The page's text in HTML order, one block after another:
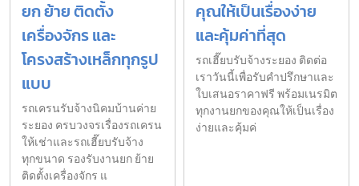
ยก ย้าย ติดตั้ง
เครื่องจักร และ
โครงสร้างเหล็กทุกรูป
แบบ
รถเครนรับจ้างนิคมบ้านค่าย
ระยอง ครบวงจรเรื่องรถเครน
ให้เช่าและรถเฮี๊ยบรับจ้าง
ทุกขนาด รองรับงานยก ย้าย
ติดตั้งเครื่องจักร แ
คุณให้เป็นเรื่องง่าย
และคุ้มค่าที่สุด
รถเฮี๊ยบรับจ้างระยอง ติดต่อ
เราวันนี้เพื่อรับคำปรึกษาและ
ใบเสนอราคาฟรี พร้อมเนรมิต
ทุกงานยกของคุณให้เป็นเรื่อง
ง่ายและคุ้มค่